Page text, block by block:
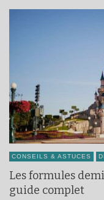
CONSEILS & ASTUCES
Les formules
guide complet